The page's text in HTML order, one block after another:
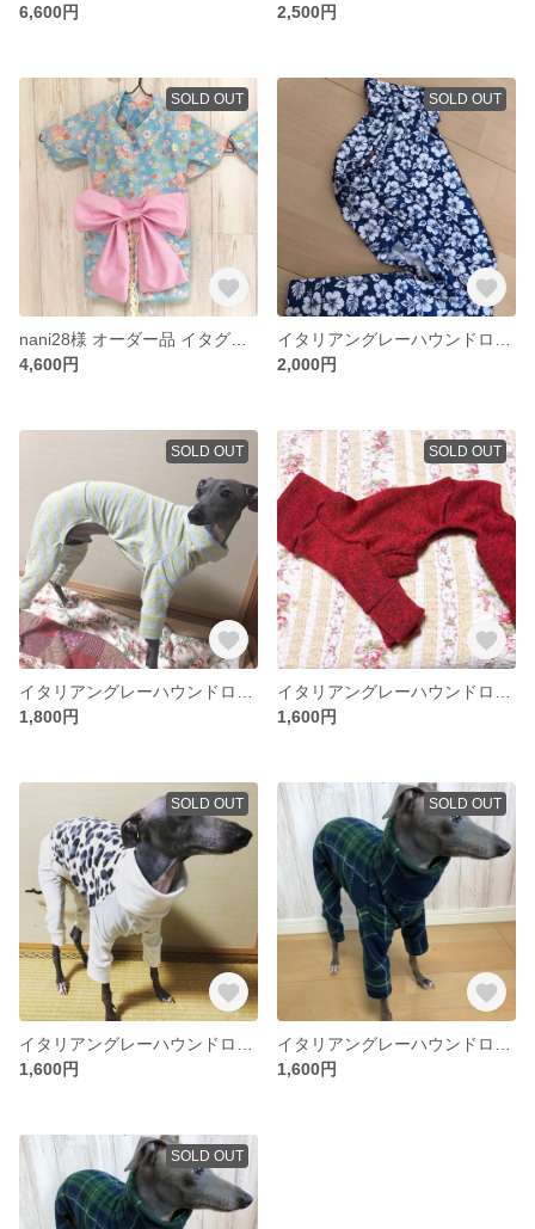
6,600円
2,500円
SOLD OUT
4,600円
SOLD OUT
2,000円
SOLD OUT
1,800円
SOLD OUT
1,600円
SOLD OUT
1,600円
SOLD OUT
1,600円
SOLD OUT